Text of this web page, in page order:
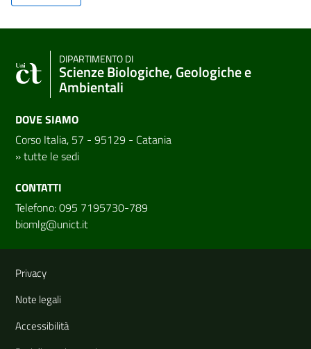
DIPARTIMENTO DI
Scienze Biologiche, Geologiche e
Ambientali
DOVE SIAMO
Corso Italia, 57 - 95129 - Catania
»tutte le sedi
CONTATTI
Telefono: 095 7195730-789
biomlg@unict.it
Link e informazioni utili
Privacy
Note legali
Accessibilità